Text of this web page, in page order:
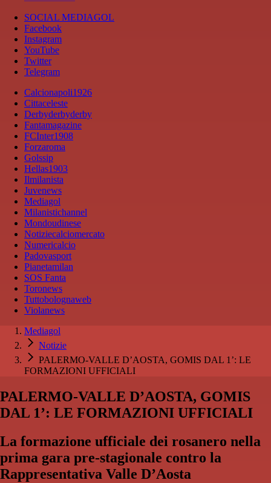
SOCIAL MEDIAGOL
Facebook
Instagram
YouTube
Twitter
Telegram
Calcionapoli1926
Cittaceleste
Derbyderbyderby
Fantamagazine
FCInter1908
Forzaroma
Golssip
Hellas1903
Ilmilanista
Juvenews
Mediagol
Milanistichannel
Mondoudinese
Notiziecalciomercato
Numericalcio
Padovasport
Pianetamilan
SOS Fanta
Toronews
Tuttobolognaweb
Violanews
Mediagol
Notizie
PALERMO-VALLE D’AOSTA, GOMIS DAL 1’: LE
FORMAZIONI UFFICIALI
PALERMO-VALLE D’AOSTA, GOMIS
DAL 1’: LE FORMAZIONI UFFICIALI
La formazione ufficiale dei rosanero nella
prima gara pre-stagionale contro la
Rappresentativa Valle D’Aosta